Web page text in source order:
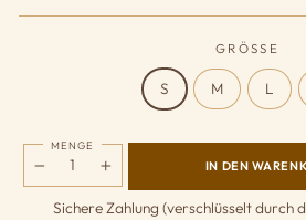
GRÖSSE
S M L
MENGE
IN DEN
Sichere Zahlung (verschlüsselt durch